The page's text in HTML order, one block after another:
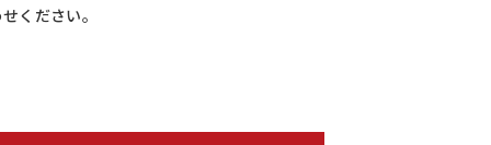
ください。